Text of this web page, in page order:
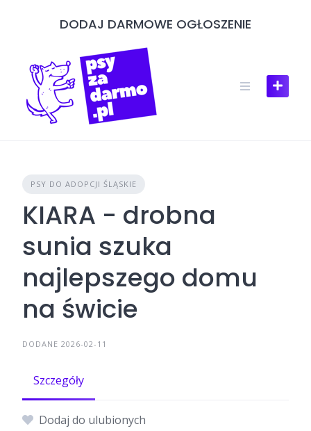
DODAJ DARMOWE OGŁOSZENIE
PSY DO ADOPCJI ŚLĄSKIE
KIARA - drobna
sunia szuka
najlepszego domu
na świcie
DODANE 2026-02-11
Szczegóły
Dodaj do ulubionych